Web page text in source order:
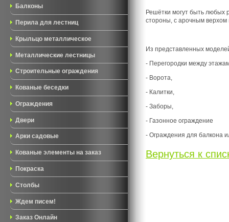
Балконы
Перила для лестниц
Крыльцо металлическое
Металлические лестницы
Строительные ограждения
Кованые беседки
Ограждения
Двери
Арки садовые
Кованые элементы на заказ
Покраска
Столбы
Ждем писем!
Заказ Онлайн
Решётки могут быть любых
стороны, с арочным верхом
Из представленных
- Перегородки между
- Ворота,
- Калитки,
- Заборы,
- Газонное ограждение
- Ограждения для балкона
Вернуться к